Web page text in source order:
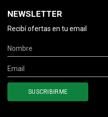
NEWSLETTER
Recibí ofertas en tu email